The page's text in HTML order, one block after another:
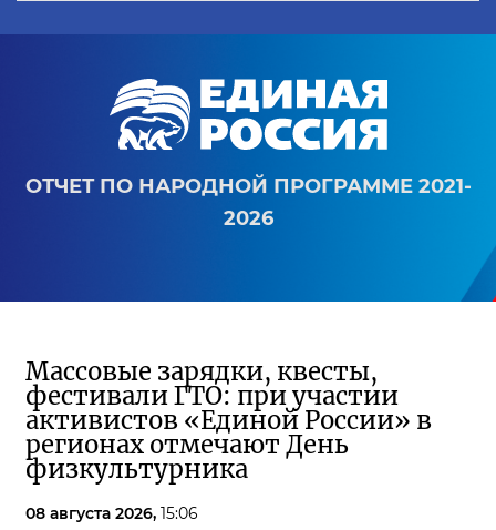
ОТЧЕТ ПО НАРОДНОЙ ПРОГРАММЕ 2021-
2026
Массовые зарядки, квесты,
фестивали ГТО: при участии
активистов «Единой России» в
регионах отмечают День
физкультурника
08 августа 2026, 15:06